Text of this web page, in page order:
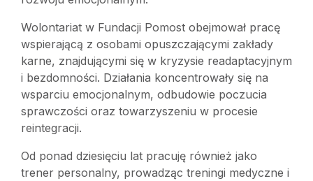
Wolontariat w Fundacji Pomost obejmował pracę
wspierającą z osobami opuszczającymi zakłady
karne, znajdującymi się w kryzysie readaptacyjnym
i bezdomności. Działania koncentrowały się na
wsparciu emocjonalnym, odbudowie poczucia
sprawczości oraz towarzyszeniu w procesie
reintegracji.
Od ponad dziesięciu lat pracuję również jako
trener personalny, prowadząc treningi medyczne i